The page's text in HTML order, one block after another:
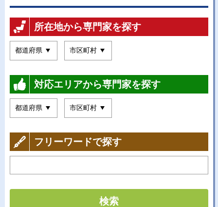
所在地から専門家を探す
対応エリアから専門家を探す
フリーワードで探す
検索